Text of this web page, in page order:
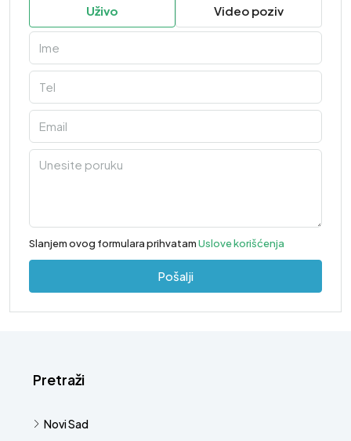
Uživo Video poziv
Slanjem ovog formulara prihvatamUslove korišćenja
Pošalji
Pretraži
Novi Sad